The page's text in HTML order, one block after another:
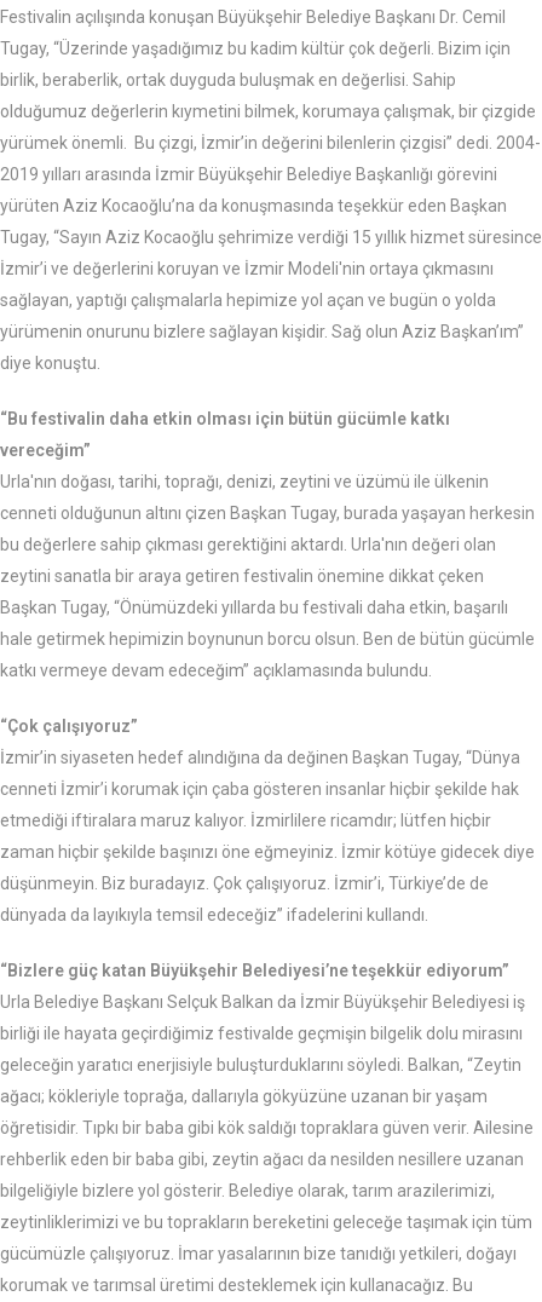
Festivalin açılışında konuşan Büyükşehir Belediye Başkanı Dr. Cemil
Tugay, “Üzerinde yaşadığımız bu kadim kültür çok değerli. Bizim için
birlik, beraberlik, ortak duyguda buluşmak en değerlisi. Sahip
olduğumuz değerlerin kıymetini bilmek, korumaya çalışmak, bir çizgide
yürümek önemli. Bu çizgi, İzmir’in değerini bilenlerin çizgisi” dedi. 2004-
2019 yılları arasında İzmir Büyükşehir Belediye Başkanlığı görevini
yürüten Aziz Kocaoğlu’na da konuşmasında teşekkür eden Başkan
Tugay, “Sayın Aziz Kocaoğlu şehrimize verdiği 15 yıllık hizmet süresince
İzmir’i ve değerlerini koruyan ve İzmir Modeli'nin ortaya çıkmasını
sağlayan, yaptığı çalışmalarla hepimize yol açan ve bugün o yolda
yürümenin onurunu bizlere sağlayan kişidir. Sağ olun Aziz Başkan’ım”
diye konuştu.
“Bu festivalin daha etkin olması için bütün gücümle katkı
vereceğim”
Urla'nın doğası, tarihi, toprağı, denizi, zeytini ve üzümü ile ülkenin
cenneti olduğunun altını çizen Başkan Tugay, burada yaşayan herkesin
bu değerlere sahip çıkması gerektiğini aktardı. Urla'nın değeri olan
zeytini sanatla bir araya getiren festivalin önemine dikkat çeken
Başkan Tugay, “Önümüzdeki yıllarda bu festivali daha etkin, başarılı
hale getirmek hepimizin boynunun borcu olsun. Ben de bütün gücümle
katkı vermeye devam edeceğim” açıklamasında bulundu.
“Çok çalışıyoruz”
İzmir’in siyaseten hedef alındığına da değinen Başkan Tugay, “Dünya
cenneti İzmir’i korumak için çaba gösteren insanlar hiçbir şekilde hak
etmediği iftiralara maruz kalıyor. İzmirlilere ricamdır; lütfen hiçbir
zaman hiçbir şekilde başınızı öne eğmeyiniz. İzmir kötüye gidecek diye
düşünmeyin. Biz buradayız. Çok çalışıyoruz. İzmir’i, Türkiye’de de
dünyada da layıkıyla temsil edeceğiz” ifadelerini kullandı.
“Bizlere güç katan Büyükşehir Belediyesi’ne teşekkür ediyorum”
Urla Belediye Başkanı Selçuk Balkan da İzmir Büyükşehir Belediyesi iş
birliği ile hayata geçirdiğimiz festivalde geçmişin bilgelik dolu mirasını
geleceğin yaratıcı enerjisiyle buluşturduklarını söyledi. Balkan, “Zeytin
ağacı; kökleriyle toprağa, dallarıyla gökyüzüne uzanan bir yaşam
öğretisidir. Tıpkı bir baba gibi kök saldığı topraklara güven verir. Ailesine
rehberlik eden bir baba gibi, zeytin ağacı da nesilden nesillere uzanan
bilgeliğiyle bizlere yol gösterir. Belediye olarak, tarım arazilerimizi,
zeytinliklerimizi ve bu toprakların bereketini geleceğe taşımak için tüm
gücümüzle çalışıyoruz. İmar yasalarının bize tanıdığı yetkileri, doğayı
korumak ve tarımsal üretimi desteklemek için kullanacağız. Bu